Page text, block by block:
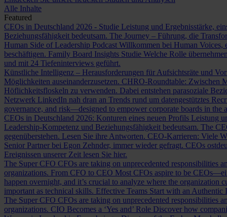
Alle Inhalte
Featured
CEOs in Deutschland 2026 - Studie Leistung und Ergebnisstärke,
Beziehungsfähigkeit bedeutsam. The Journey – Führung, die
Human Side of Leadership Podcast Willkommen bei Human Voices,
beschäftigen. Family Board Insights Studie Welche Rolle
und mit 24 Tiefeninterviews geführt.
Künstliche Intelligenz – Herausforderungen für Aufsichtsräte und
Möglichkeiten auseinanderzusetzen. CHRO-Roundtable: Zwischen
Höflichkeitsfloskeln zu verwenden. Dabei entstehen parasoziale
Netzwerk LinkedIn nah dran an Trends rund um datengestütztes
governance, and risk—designed to empower corporate boards in the
CEOs in Deutschland 2026: Konturen eines neuen Profils Leistung
Leadership-Kompetenz und Beziehungsfähigkeit bedeutsam. The
gegenüberstehen. Lesen Sie ihre Antworten. CEO-Karrieren: Viele
Senior Partner bei Egon Zehnder, immer wieder gefragt. CEOs
Ereignissen unserer Zeit lesen Sie hier.
The Super CFO CFOs are taking on unprecedented responsibilities
organizations. From CFO to CEO Most CFOs aspire to be
happen overnight, and it’s crucial to analyze where the
important as technical skills. Effective Teams Start with an Authentic
The Super CFO CFOs are taking on unprecedented responsibilities
organizations. CIO Becomes a ‘Yes and’ Role Discover how